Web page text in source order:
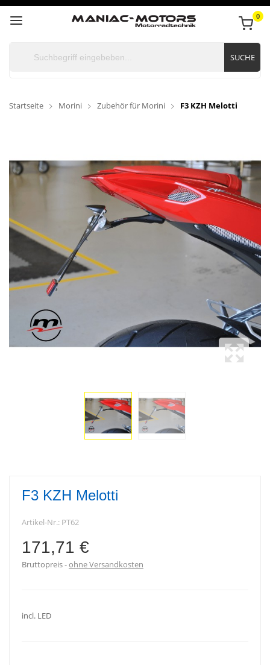
0
SUCHE
Startseite Morini Zubehör für Morini F3 KZH Melotti
F3 KZH Melotti
Artikel-Nr.: PT62
171,71 €
Bruttopreis ohne Versandkosten
incl. LED